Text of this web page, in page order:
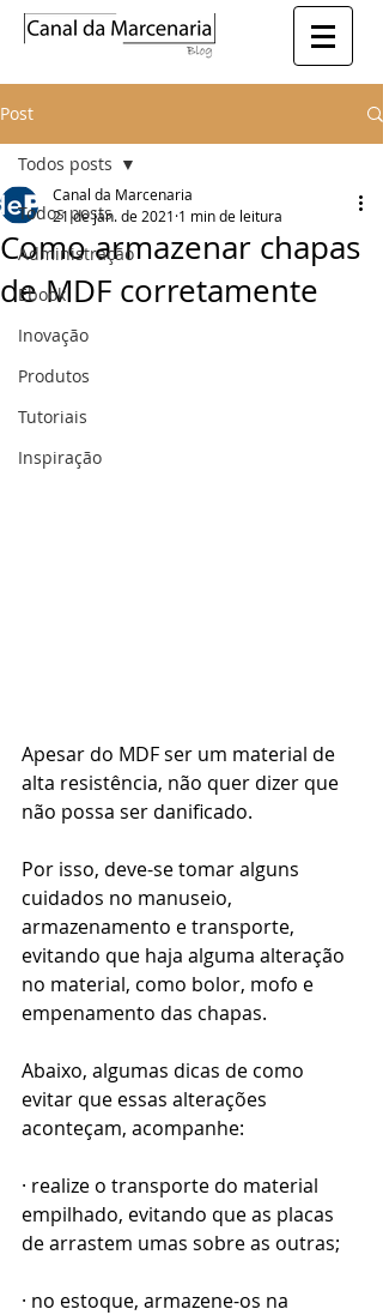
Post
Todos posts
Administração
Ebook
Inovação
Produtos
Tutoriais
Inspiração
Todos posts
Como armazenar chapas
de MDF corretamente
Canal da Marcenaria
21 de jan. de 2021 1 min de leitura
Apesar do MDF ser um material de
alta resistência, não quer dizer que
não possa ser danificado.
Por isso, deve-se tomar alguns
cuidados no manuseio,
armazenamento e transporte,
evitando que haja alguma alteração
no material, como bolor, mofo e
empenamento das chapas.
Abaixo, algumas dicas de como
evitar que essas alterações
aconteçam, acompanhe:
· realize o transporte do material
empilhado, evitando que as placas
de arrastem umas sobre as outras;
· no estoque, armazene-os na